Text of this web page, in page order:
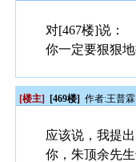
对[467楼]说：
你一定要狠狠
[楼主] [469楼] 作者:王普霖
应该说，我提
你，朱顶余先